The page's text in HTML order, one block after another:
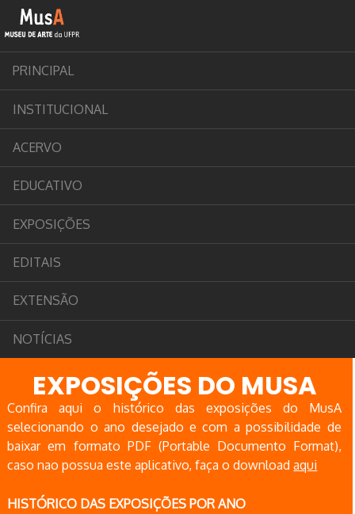
PRINCIPAL
INSTITUCIONAL
ACERVO
EDUCATIVO
EXPOSIÇÕES
EDITAIS
EXTENSÃO
NOTÍCIAS
EXPOSIÇÕES DO MUSA
Confira aqui o histórico das exposições do MusA
selecionando o ano desejado e com a possibilidade de
baixar em formato PDF (Portable Documento Format),
caso nao possua este aplicativo, faça o downloadaqui
HISTÓRICO DAS EXPOSIÇÕES POR ANO